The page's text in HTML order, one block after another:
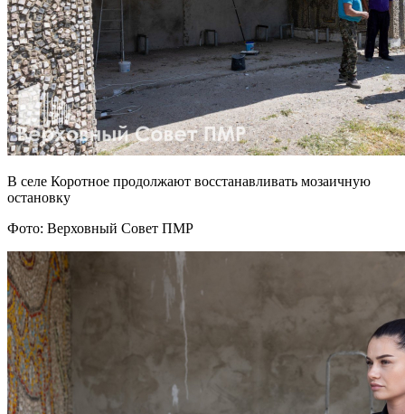
В селе Коротное продолжают восстанавливать мозаичную
остановку
Фото: Верховный Совет ПМР